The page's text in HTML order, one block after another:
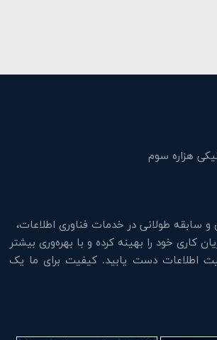
سابقه طولانی در خدمات فناوری اطلاعات،
کاری خود را بهینه کرده و با بهره‌وری بیشتر
اطلاعات دست یابید. کیفیت برای ما یک